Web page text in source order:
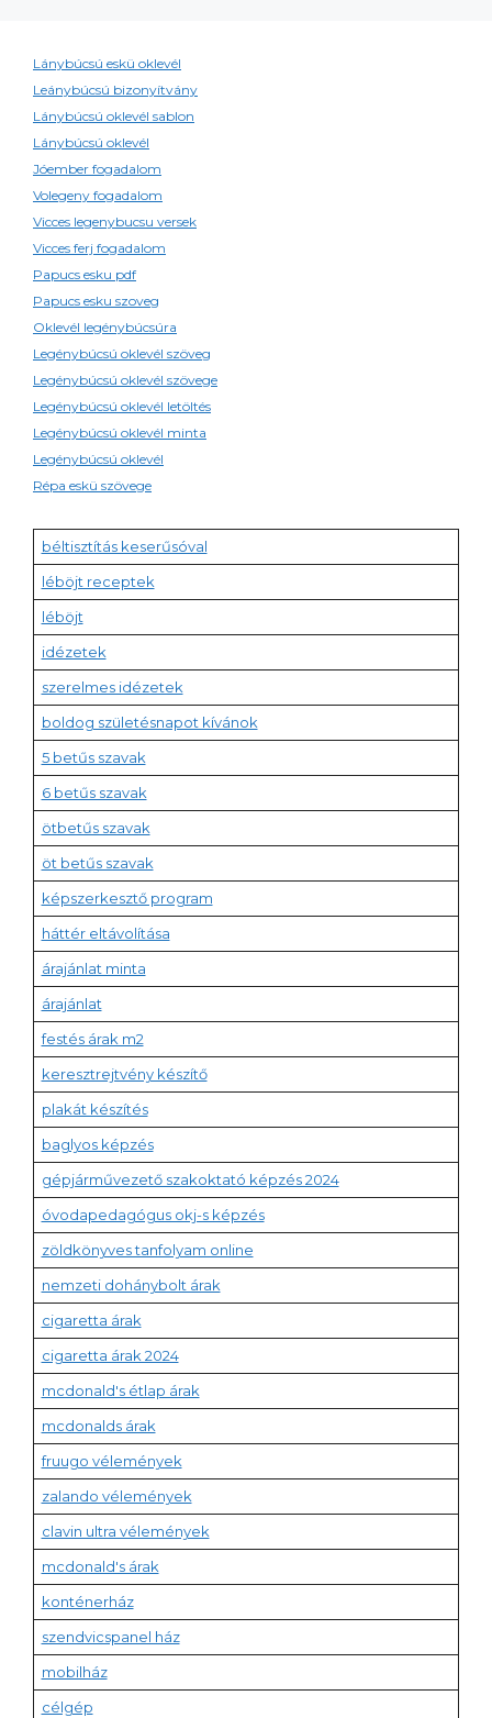
Lánybúcsú eskü oklevél
Leánybúcsú bizonyítvány
Lánybúcsú oklevél sablon
Lánybúcsú oklevél
Jóember fogadalom
Volegeny fogadalom
Vicces legenybucsu versek
Vicces ferj fogadalom
Papucs esku pdf
Papucs esku szoveg
Oklevél legénybúcsúra
Legénybúcsú oklevél szöveg
Legénybúcsú oklevél szövege
Legénybúcsú oklevél letöltés
Legénybúcsú oklevél minta
Legénybúcsú oklevél
Répa eskü szövege
béltisztítás keserűsóval
léböjt receptek
léböjt
idézetek
szerelmes idézetek
boldog születésnapot kívánok
5 betűs szavak
6 betűs szavak
ötbetűs szavak
öt betűs szavak
képszerkesztő program
háttér eltávolítása
árajánlat minta
árajánlat
festés árak m2
keresztrejtvény készítő
plakát készítés
baglyos képzés
gépjárművezető szakoktató képzés 2024
óvodapedagógus okj-s képzés
zöldkönyves tanfolyam online
nemzeti dohánybolt árak
cigaretta árak
cigaretta árak 2024
mcdonald's étlap árak
mcdonalds árak
fruugo vélemények
zalando vélemények
clavin ultra vélemények
mcdonald's árak
konténerház
szendvicspanel ház
mobilház
célgép